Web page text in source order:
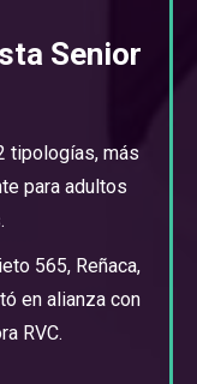
Senior
tipologías, más
para adultos
565, Reñaca,
en alianza con
RVC.